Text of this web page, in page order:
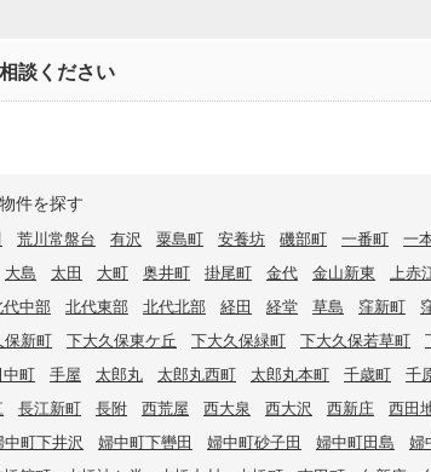
談ください
件を探す
荒川常盤台 有沢 粟島町 安養坊 磯部町 一番町 一
大島 太田 大町 奥井町 掛尾町 金代 金山新東 上赤
代中部 北代東部 北代北部 経田 経堂 草島 窪新町
保新町 下大久保東ケ丘 下大久保緑町 下大久保若草町
中町 手屋 太郎丸 太郎丸西町 太郎丸本町 千歳町 千
長江新町 長附 西荒屋 西大泉 西大沢 西新庄 西田
中町下井沢 婦中町下轡田 婦中町砂子田 婦中町田島 婦